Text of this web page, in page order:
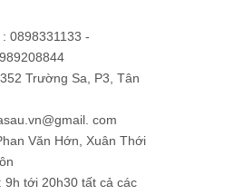
0898331133 -
Trường Sa, P3, Tân
com
Văn Hớn, Xuân Thới
tới 20h30 tất cả các